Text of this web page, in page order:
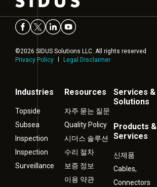
©2026 SIDUS Solutions LLC. All rights reserved
Privacy Policy
Legal Disclaimer
Industries
Topside
Subsea
Inspection
Inspection
Surveillance
Resources
자주 묻는 질문
Quality Policy
시더스 솔루션
수리 절차
보증 정보
이용 약관
Services &
Solutions
Products &
Services
신제품
Cables,
Connectors